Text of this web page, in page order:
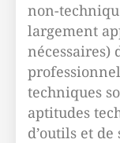
non-
largement
nécessaires)
techniques
aptitudes
d’outils et